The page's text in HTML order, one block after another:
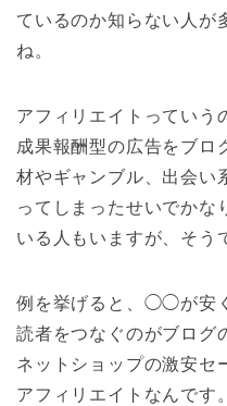
ているのか知らない人が
ね。
アフィリエイトっていう
成果報酬型の広告をブロ
材やギャンブル、出会い
ってしまったせいでかな
いる人もいますが、そう
例を挙げると、◯◯が安
読者をつなぐのがブログ
ネットショップの激安セ
アフィリエイトなんです